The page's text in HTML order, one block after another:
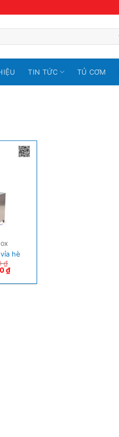
TIN TỨC TỦ CƠM
hè
₫
₫